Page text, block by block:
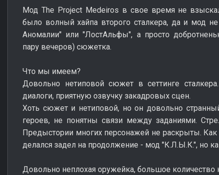
Мод The Project Medeiros в свое время не
было волный хайпа второго сталкера, да и мод не
Аномалии" или "ЛостАльфы", а просто
пару вечеров) сюжетка.
Что мы имеем?
Довольно нетиповой сюжет в сеттинге
диалоги, приятную озвучку закадровых сцен.
Хоть сюжет и нетиповой, но он довольно
героев, не понятны связи между заданиями.
Предыстории многих персонажей не раскрыты. Как
делался задел на продолжение - мод "К.Л.Ы.К.", но
Довольно неплохая оружейка, большое